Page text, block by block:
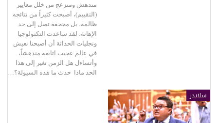
مندهش ومنزعج من خلل معايير
(التقييم)، أصبحت كثيراً من نتائجه
ظالمة، بل مجحفة تصل إلى حد
الإهانة، لقد ساعدت التكنولوچيا
وتجليات الحداثة أن أصبحنا نعيش
في عالم عجيب اتابعه مندهشاً،
وأتساءل هل الزمن تغير إلى هذا
الحد ماذا حدث ما هذه السيولة؟…
سلايدر